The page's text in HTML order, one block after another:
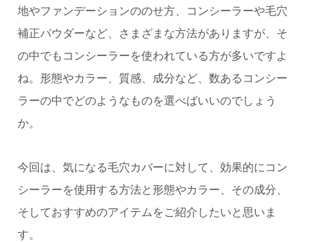
地やファンデーションののせ方、コンシーラーや毛穴
補正パウダーなど、さまざまな方法がありますが、そ
の中でもコンシーラーを使われている方が多いですよ
ね。形態やカラー、質感、成分など、数あるコンシー
ラーの中でどのようなものを選べばいいのでしょう
か。
今回は、気になる毛穴カバーに対して、効果的にコン
シーラーを使用する方法と形態やカラー、その成分、
そしておすすめのアイテムをご紹介したいと思いま
す。